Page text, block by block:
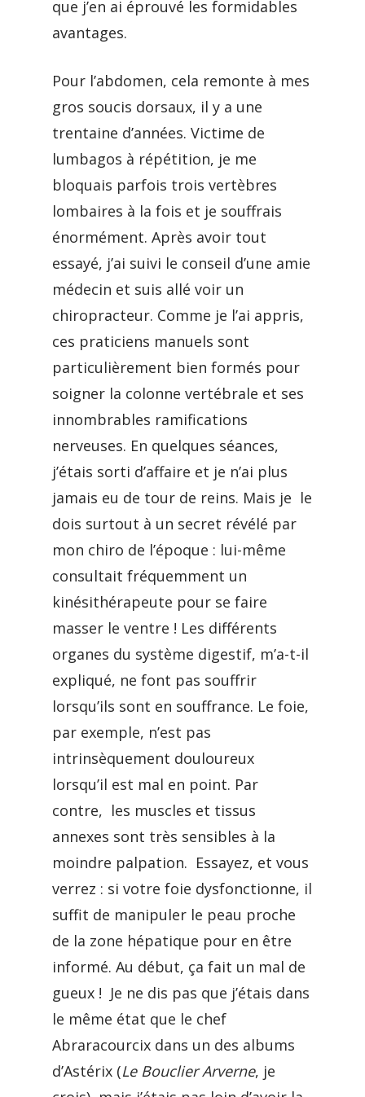
que j’en ai éprouvé les formidables
avantages.
Pour l’abdomen, cela remonte à mes
gros soucis dorsaux, il y a une
trentaine d’années. Victime de
lumbagos à répétition, je me
bloquais parfois trois vertèbres
lombaires à la fois et je souffrais
énormément. Après avoir tout
essayé, j’ai suivi le conseil d’une amie
médecin et suis allé voir un
chiropracteur. Comme je l’ai appris,
ces praticiens manuels sont
particulièrement bien formés pour
soigner la colonne vertébrale et ses
innombrables ramifications
nerveuses. En quelques séances,
j’étais sorti d’affaire et je n’ai plus
jamais eu de tour de reins. Mais je le
dois surtout à un secret révélé par
mon chiro de l’époque : lui-même
consultait fréquemment un
kinésithérapeute pour se faire
masser le ventre ! Les différents
organes du système digestif, m’a-t-il
expliqué, ne font pas souffrir
lorsqu’ils sont en souffrance. Le foie,
par exemple, n’est pas
intrinsèquement douloureux
lorsqu’il est mal en point. Par
contre, les muscles et tissus
annexes sont très sensibles à la
moindre palpation. Essayez, et vous
verrez : si votre foie dysfonctionne, il
suffit de manipuler le peau proche
de la zone hépatique pour en être
informé. Au début, ça fait un mal de
gueux ! Je ne dis pas que j’étais dans
le même état que le chef
Abraracourcix dans un des albums
d’Astérix (Le Bouclier Arverne, je